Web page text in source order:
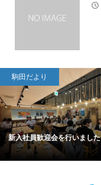
駒田だより
新入社員歓迎会を行いました